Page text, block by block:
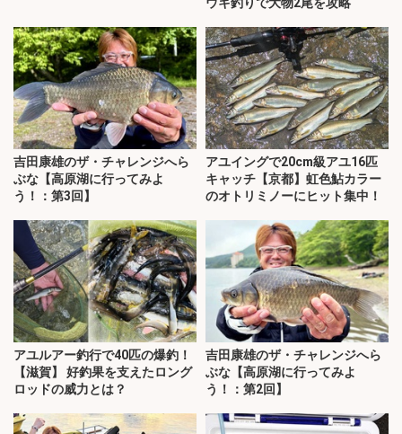
ウキ釣りで大物2尾を攻略
吉田康雄のザ・チャレンジへら
ぶな【高原湖に行ってみよ
う！：第3回】
アユイングで20cm級アユ16匹
キャッチ【京都】虹色鮎カラー
のオトリミノーにヒット集中！
アユルアー釣行で40匹の爆釣！
【滋賀】 好釣果を支えたロング
ロッドの威力とは？
吉田康雄のザ・チャレンジへら
ぶな【高原湖に行ってみよ
う！：第2回】